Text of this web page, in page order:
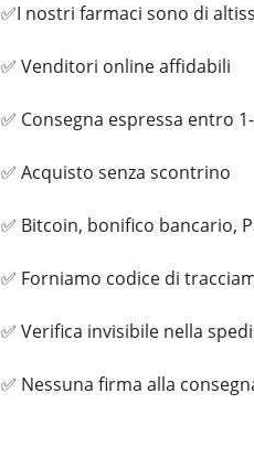
✅I nostri farmaci sono di
✅ Venditori online affidabili
✅ Consegna espressa entro
✅ Acquisto senza scontrino
✅ Bitcoin, bonifico bancario,
✅ Forniamo codice di
✅ Verifica invisibile nella
✅ Nessuna firma alla